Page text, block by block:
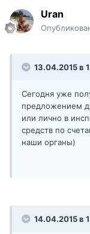
Uran
13.04.2015 в
Сегодня уже
предложением
или лично в
средств по
наши органы)
14.04.2015 в